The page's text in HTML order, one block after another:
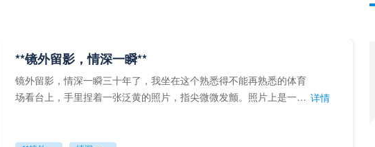
**镜外留影，情深一瞬**
镜外留影，情深一瞬三十年了，我坐在这个熟悉得不能再熟悉的体育
场看台上，手里捏着一张泛黄的照片，指尖微微发颤。照片上是一个 详情